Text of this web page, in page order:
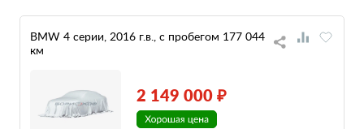
BMW 4 серии, 2016 г.в., с пробегом 177 044
км
2 149 000 ₽